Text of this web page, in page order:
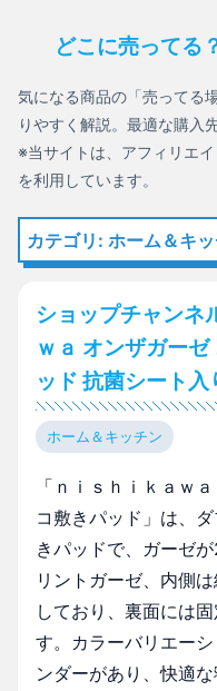
どこに売ってる
気になる商品の「売ってる
りやすく解説。最適な購入
※当サイトは、アフィリエ
を利用しています。
カテゴリ: ホーム＆キ
ショップチャン
ｗａ オンザガー
ッド 抗菌シート入
ホーム＆キッチン
「ｎｉｓｈｉｋａｗ
コ敷きパッド」は、
きパッドで、ガーゼ
リントガーゼ、内側
しており、裏面には
す。カラーバリエー
ンダーがあり、快適